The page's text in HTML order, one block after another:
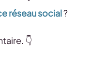
réseau social?
👇